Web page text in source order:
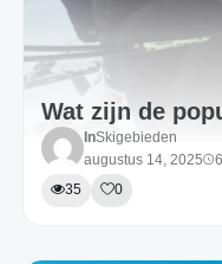
Wat zijn de
InSkigebieden
augustus 14, 2025
35
0